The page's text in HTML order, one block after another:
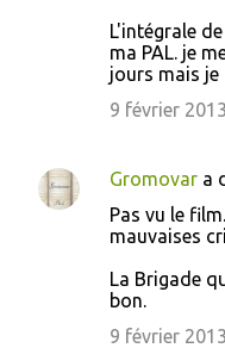
L'intégrale
ma PAL. je
jours mais je
9 février
Gromovar a
Pas vu le
mauvaises
La Brigade
bon.
9 février